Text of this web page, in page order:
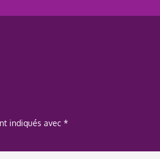
indiqués avec *